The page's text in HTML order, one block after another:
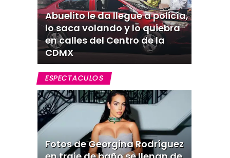
Abuelito le da llegue a policía,
lo saca volando y lo quiebra
en calles del Centro de la
CDMX
ESPECTACULOS
Fotos de Georgina Rodríguez